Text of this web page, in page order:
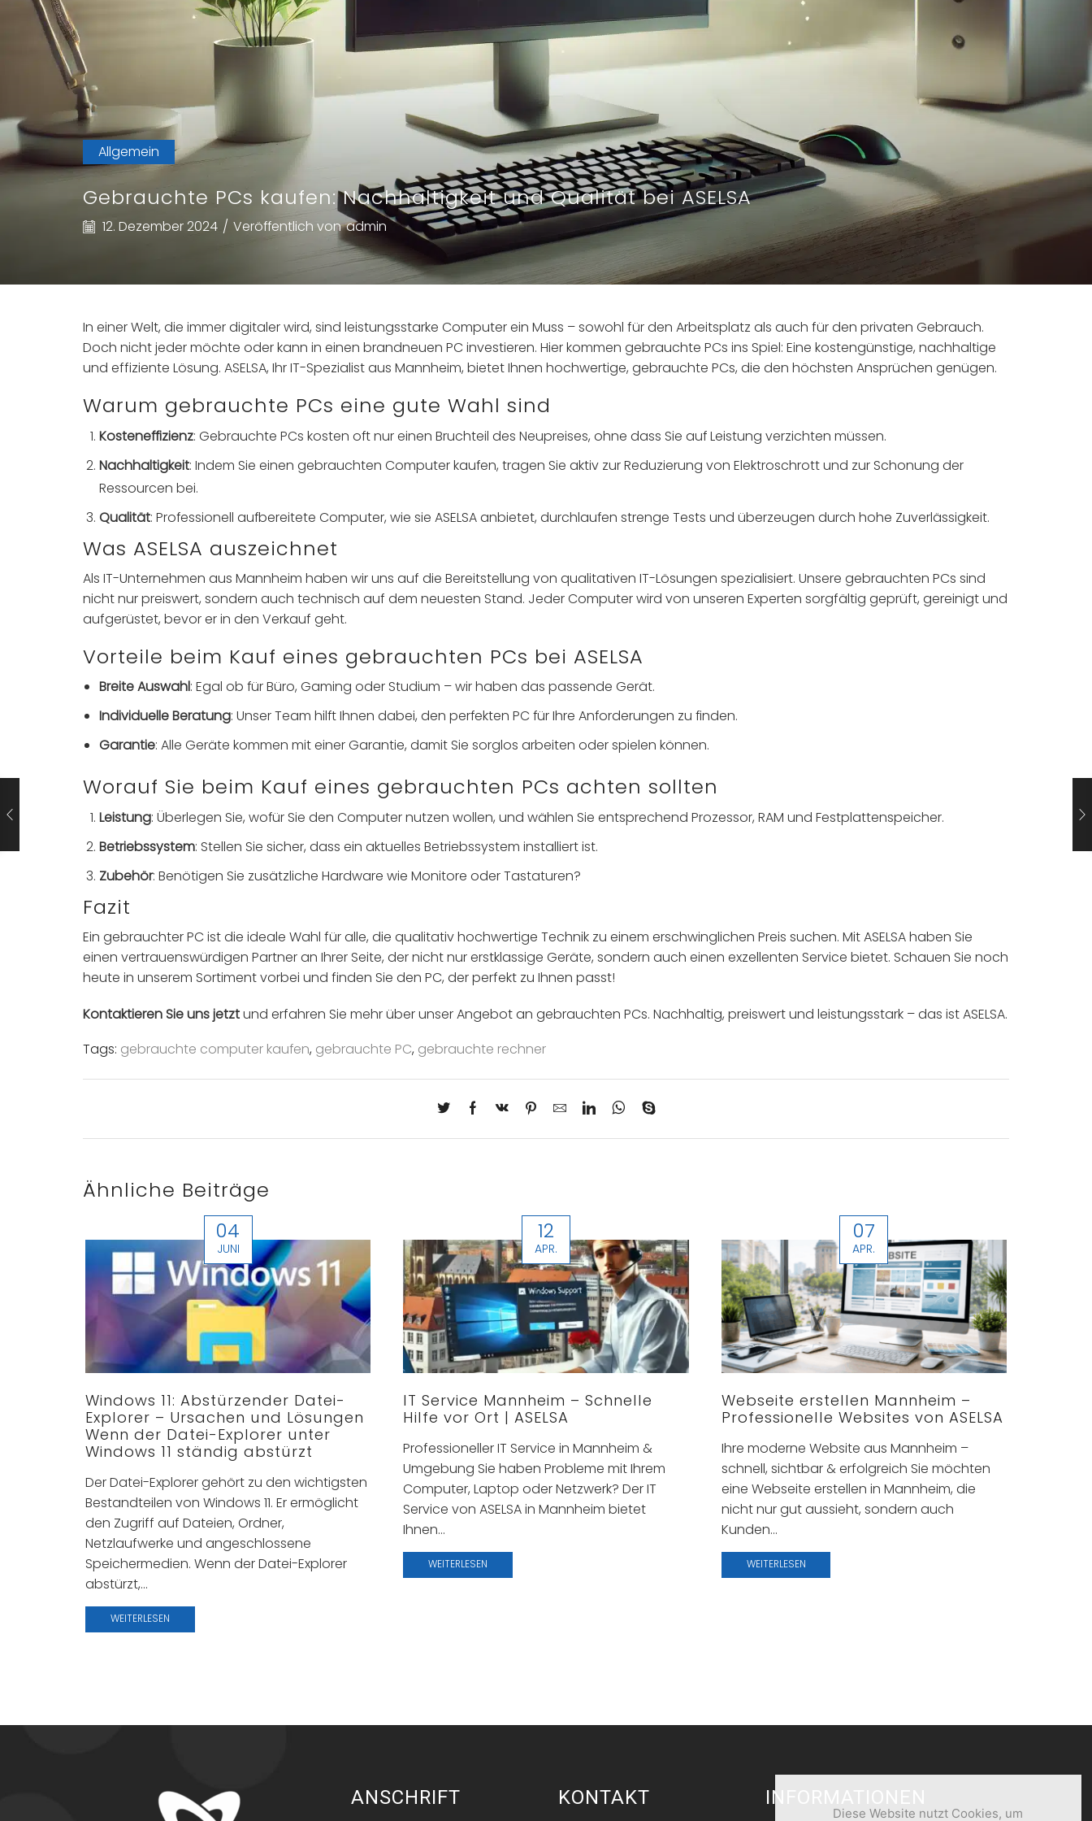
Allgemein
Gebrauchte PCs kaufen: Nachhaltigkeit und Qualität bei ASELSA
12. Dezember 2024 / Veröffentlich von admin
In einer Welt, die immer digitaler wird, sind leistungsstarke Computer ein Muss – sowohl für den Arbeitsplatz als auch für den privaten Gebrauch.
Doch nicht jeder möchte oder kann in einen brandneuen PC investieren. Hier kommen gebrauchte PCs ins Spiel: Eine kostengünstige, nachhaltige
und effiziente Lösung. ASELSA, Ihr IT-Spezialist aus Mannheim, bietet Ihnen hochwertige, gebrauchte PCs, die den höchsten Ansprüchen genügen.
Warum gebrauchte PCs eine gute Wahl sind
Kosteneffizienz: Gebrauchte PCs kosten oft nur einen Bruchteil des Neupreises, ohne dass Sie auf Leistung verzichten müssen.
Nachhaltigkeit: Indem Sie einen gebrauchten Computer kaufen, tragen Sie aktiv zur Reduzierung von Elektroschrott und zur Schonung der
Ressourcen bei.
Qualität: Professionell aufbereitete Computer, wie sie ASELSA anbietet, durchlaufen strenge Tests und überzeugen durch hohe Zuverlässigkeit.
Was ASELSA auszeichnet
Als IT-Unternehmen aus Mannheim haben wir uns auf die Bereitstellung von qualitativen IT-Lösungen spezialisiert. Unsere gebrauchten PCs sind
nicht nur preiswert, sondern auch technisch auf dem neuesten Stand. Jeder Computer wird von unseren Experten sorgfältig geprüft, gereinigt und
aufgerüstet, bevor er in den Verkauf geht.
Vorteile beim Kauf eines gebrauchten PCs bei ASELSA
Breite Auswahl: Egal ob für Büro, Gaming oder Studium – wir haben das passende Gerät.
Individuelle Beratung: Unser Team hilft Ihnen dabei, den perfekten PC für Ihre Anforderungen zu finden.
Garantie: Alle Geräte kommen mit einer Garantie, damit Sie sorglos arbeiten oder spielen können.
Worauf Sie beim Kauf eines gebrauchten PCs achten sollten
Leistung: Überlegen Sie, wofür Sie den Computer nutzen wollen, und wählen Sie entsprechend Prozessor, RAM und Festplattenspeicher.
Betriebssystem: Stellen Sie sicher, dass ein aktuelles Betriebssystem installiert ist.
Zubehör: Benötigen Sie zusätzliche Hardware wie Monitore oder Tastaturen?
Fazit
Ein gebrauchter PC ist die ideale Wahl für alle, die qualitativ hochwertige Technik zu einem erschwinglichen Preis suchen. Mit ASELSA haben Sie
einen vertrauenswürdigen Partner an Ihrer Seite, der nicht nur erstklassige Geräte, sondern auch einen exzellenten Service bietet. Schauen Sie noch
heute in unserem Sortiment vorbei und finden Sie den PC, der perfekt zu Ihnen passt!
Kontaktieren Sie uns jetztund erfahren Sie mehr über unser Angebot an gebrauchten PCs. Nachhaltig, preiswert und leistungsstark – das ist ASELSA.
Tags: gebrauchte computer kaufen, gebrauchte PC, gebrauchte rechner
Ähnliche Beiträge
04
JUNI
Windows 11: Abstürzender Datei-
Explorer – Ursachen und Lösungen
Wenn der Datei-Explorer unter
Windows 11 ständig abstürzt
Der Datei-Explorer gehört zu den wichtigsten
Bestandteilen von Windows 11. Er ermöglicht
den Zugriff auf Dateien, Ordner,
Netzlaufwerke und angeschlossene
Speichermedien. Wenn der Datei-Explorer
abstürzt,...
WEITERLESEN
12
APR.
IT Service Mannheim – Schnelle
Hilfe vor Ort | ASELSA
Professioneller IT Service in Mannheim &
Umgebung Sie haben Probleme mit Ihrem
Computer, Laptop oder Netzwerk? Der IT
Service von ASELSA in Mannheim bietet
Ihnen...
WEITERLESEN
07
APR.
Webseite erstellen Mannheim –
Professionelle Websites von ASELSA
Ihre moderne Website aus Mannheim –
schnell, sichtbar & erfolgreich Sie möchten
eine Webseite erstellen in Mannheim, die
nicht nur gut aussieht, sondern auch
Kunden...
WEITERLESEN
ANSCHRIFT KONTAKT INFORMATIONEN
Diese Website nutzt Cookies, um